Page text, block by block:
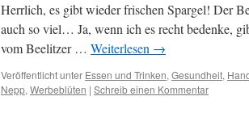
Herrlich, es gibt wieder frischen Spargel! Der
auch so viel… Ja, wenn ich es recht bedenke,
vom Beelitzer … Weiterlesen →
Veröffentlicht unter Essen und Trinken, Gesundheit,
Nepp, Werbeblüten | Schreib einen Kommentar